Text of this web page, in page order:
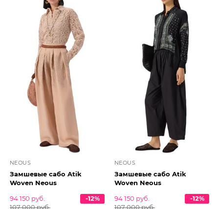
NEOUS
Замшевые сабо Atik
Woven Neous
94 150 руб.
107 000 руб.
-12%
NEOUS
Замшевые сабо Atik
Woven Neous
94 150 руб.
107 000 руб.
-12%